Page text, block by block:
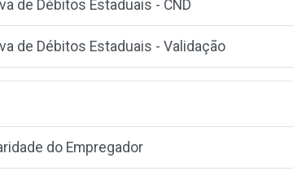
de Débitos Estaduais - CND
de Débitos Estaduais - Validação
do Empregador